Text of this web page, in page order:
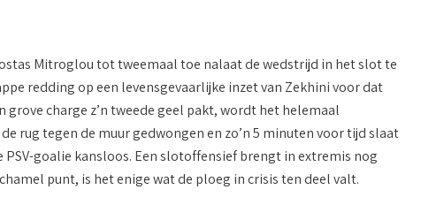
Mitroglou tot tweemaal toe nalaat de wedstrijd in het slot te
redding op een levensgevaarlijke inzet van Zekhini voor dat
charge z’n tweede geel pakt, wordt het helemaal
rug tegen de muur gedwongen en zo’n 5 minuten voor tijd slaat
goalie kansloos. Een slotoffensief brengt in extremis nog
punt, is het enige wat de ploeg in crisis ten deel valt.